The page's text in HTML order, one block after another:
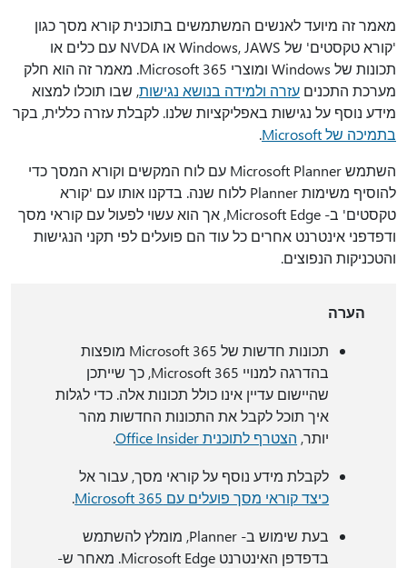
מאמר זה מיועד לאנשים המשתמשים בתוכנית קורא מסך כגון
'קורא טקסטים' של Windows, JAWS או NVDA עם כלים או
תכונות של Windows ומוצרי Microsoft 365. מאמר זה הוא חלק
מערכת התכנים עזרה ולמידה בנושא נגישות, שבו תוכלו למצוא
מידע נוסף על נגישות באפליקציות שלנו. לקבלת עזרה כללית, בקר
בתמיכה של Microsoft
.
השתמש Microsoft Planner עם לוח המקשים וקורא המסך כדי
להוסיף משימות Planner ללוח שנה. בדקנו אותו עם 'קורא
טקסטים' ב- Microsoft Edge, אך הוא עשוי לפעול עם קוראי מסך
ודפדפני אינטרנט אחרים כל עוד הם פועלים לפי תקני הנגישות
והטכניקות הנפוצים.
הערה
תכונות חדשות של Microsoft 365 מופצות
בהדרגה למנויי Microsoft 365, כך שייתכן
שהיישום עדיין אינו כולל תכונות אלה. כדי לגלות
איך תוכל לקבל את התכונות החדשות מהר
יותר, הצטרף לתוכנית Office Insider‏
.
לקבלת מידע נוסף על קוראי מסך, עבור אל
כיצד קוראי מסך פועלים עם Microsoft 365
.
בעת שימוש ב- Planner, מומלץ להשתמש
בדפדפן האינטרנט Microsoft Edge. מאחר ש-